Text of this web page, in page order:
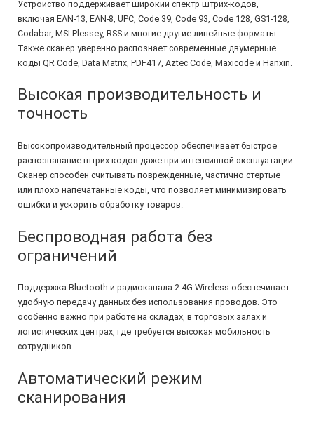
Устройство поддерживает широкий спектр штрих-кодов,
включая EAN-13, EAN-8, UPC, Code 39, Code 93, Code 128, GS1-128,
Codabar, MSI Plessey, RSS и многие другие линейные форматы.
Также сканер уверенно распознает современные двумерные
коды QR Code, Data Matrix, PDF417, Aztec Code, Maxicode и Hanxin.
Высокая производительность и
точность
Высокопроизводительный процессор обеспечивает быстрое
распознавание штрих-кодов даже при интенсивной эксплуатации.
Сканер способен считывать поврежденные, частично стертые
или плохо напечатанные коды, что позволяет минимизировать
ошибки и ускорить обработку товаров.
Беспроводная работа без
ограничений
Поддержка Bluetooth и радиоканала 2.4G Wireless обеспечивает
удобную передачу данных без использования проводов. Это
особенно важно при работе на складах, в торговых залах и
логистических центрах, где требуется высокая мобильность
сотрудников.
Автоматический режим
сканирования